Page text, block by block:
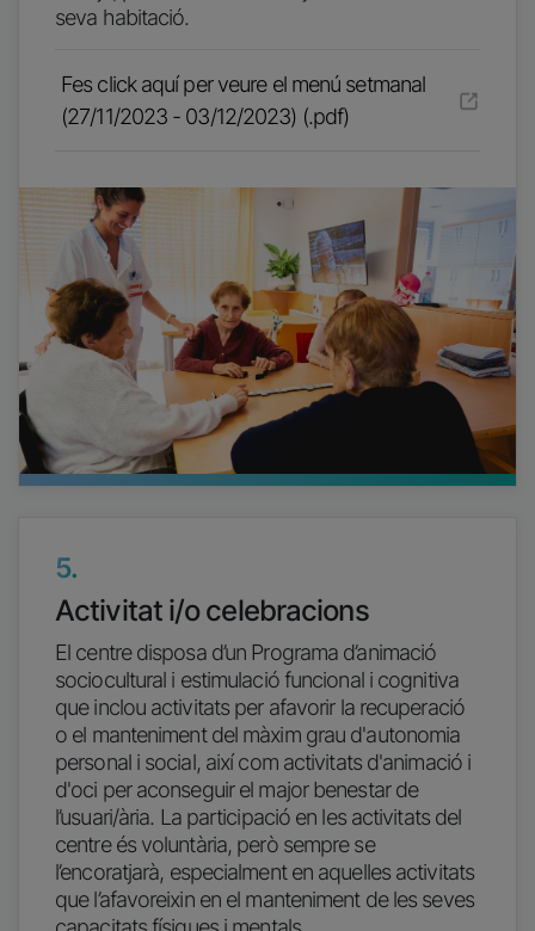
seva habitació.
Fes click aquí per veure el menú setmanal
(27/11/2023 - 03/12/2023) (.pdf)
Imatge
5.
Activitat i/o celebracions
El centre disposa d’un Programa d’animació
sociocultural i estimulació funcional i cognitiva
que inclou activitats per afavorir la recuperació
o el manteniment del màxim grau d'autonomia
personal i social, així com activitats d'animació i
d'oci per aconseguir el major benestar de
l’usuari/ària. La participació en les activitats del
centre és voluntària, però sempre se
l’encoratjarà, especialment en aquelles activitats
que l’afavoreixin en el manteniment de les seves